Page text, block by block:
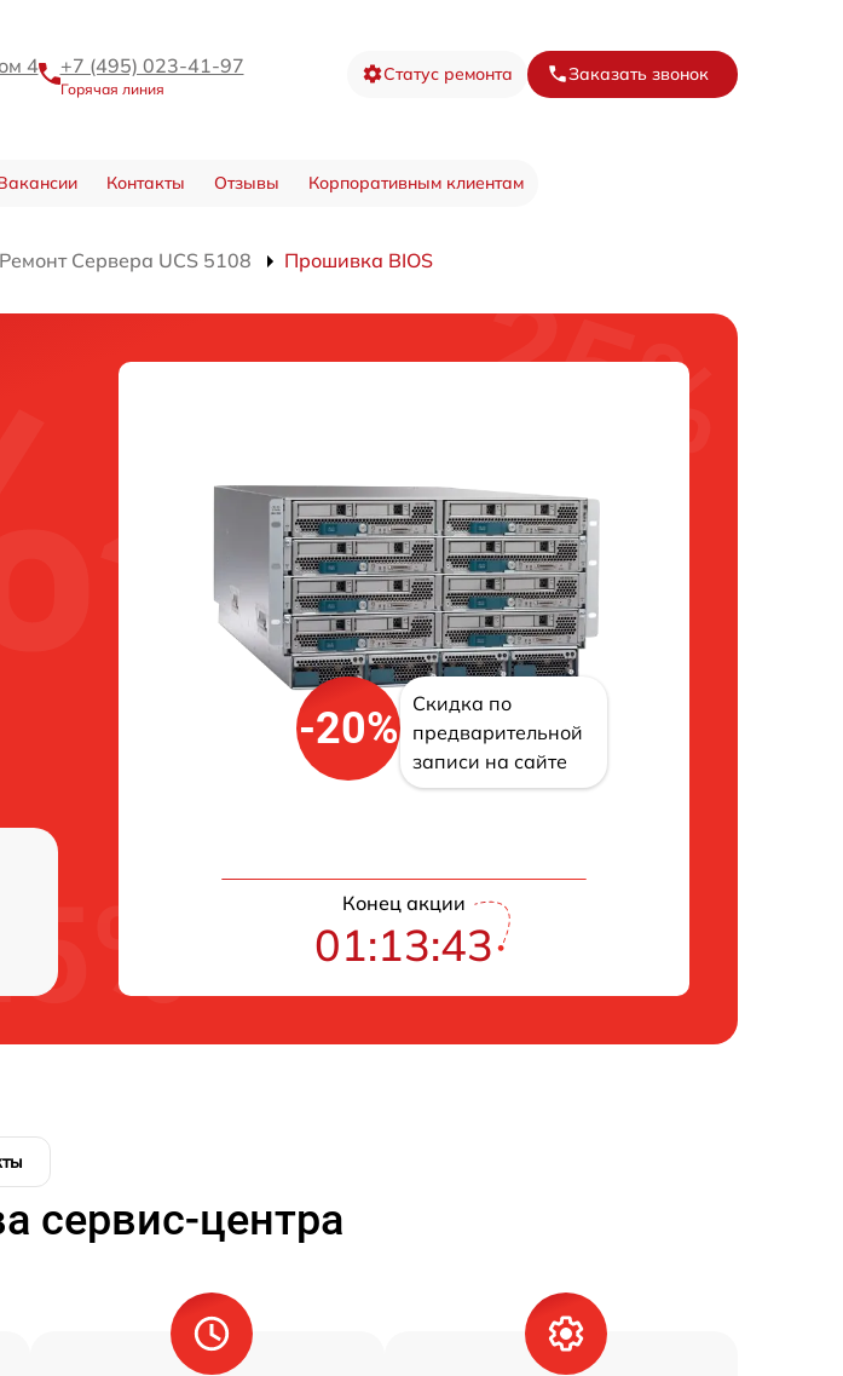
4 +7 (495) 023-41-97
Горячая линия
Статус ремонта Заказать звонок
Контакты Отзывы Корпоративным клиентам
Ремонт Сервера UCS 5108 Прошивка BIOS
-20%
Скидка по
предварительной
записи на сайте
Конец акции
01:13:42
сервис-центра